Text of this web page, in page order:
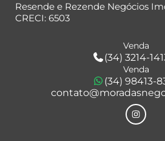
Resende e Rezende Negócios
CRECI: 6503
Venda
(34) 3214-
Venda
(34) 98413-